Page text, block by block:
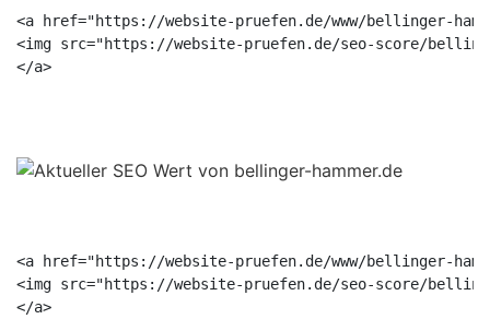
<a href="https://website-pruefen.de/www/bellinger-
<img src="https://website-pruefen.de/seo-score/
<a href="https://website-pruefen.de/www/bellinger-
<img src="https://website-pruefen.de/seo-score/